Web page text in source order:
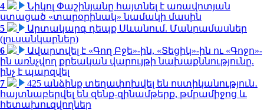
4
Նիկոլ Փաշինյանը հայտնել է առավոտյան
ստացած «տարօրինակ» նամակի մասին
5
Արտակարգ դեպք Սևանում. Մանրամասներ
(լուսանկարներ)
6
Ավարտվել է «Գող Բջե»-ին, «Տեցիկ»-ին ու «Գոջո»-
ին առնչվող քրեական վարույթի նախաքննությունը.
ինչ է պարզվել
7
425 անձինք տեղափոխվել են ոստիկանություն․
հայտնաբերվել են զենք-զինամթերք, թմրամիջոց և
հետախուզվողներ